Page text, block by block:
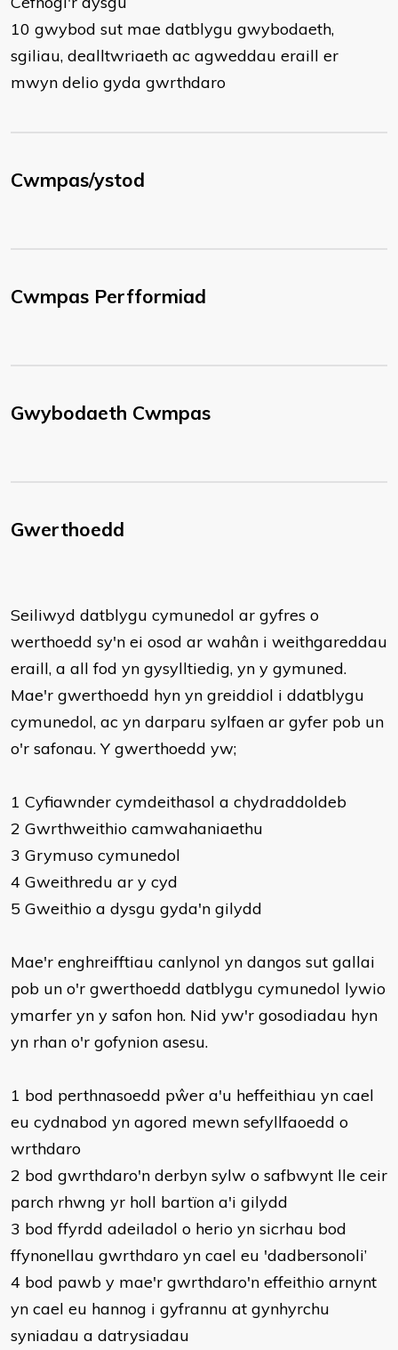
10 gwybod sut mae datblygu gwybodaeth,
sgiliau, dealltwriaeth ac agweddau eraill er
mwyn delio gyda gwrthdaro
Cwmpas/ystod
Cwmpas Perfformiad
Gwybodaeth Cwmpas
Gwerthoedd
Seiliwyd datblygu cymunedol ar gyfres o
werthoedd sy'n ei osod ar wahân i weithgareddau
eraill, a all fod yn gysylltiedig, yn y gymuned.
Mae'r gwerthoedd hyn yn greiddiol i ddatblygu
cymunedol, ac yn darparu sylfaen ar gyfer pob un
o'r safonau. Y gwerthoedd yw;
1 Cyfiawnder cymdeithasol a chydraddoldeb
2 Gwrthweithio camwahaniaethu
3 Grymuso cymunedol
4 Gweithredu ar y cyd
5 Gweithio a dysgu gyda'n gilydd
Mae'r enghreifftiau canlynol yn dangos sut gallai
pob un o'r gwerthoedd datblygu cymunedol lywio
ymarfer yn y safon hon. Nid yw'r gosodiadau hyn
yn rhan o'r gofynion asesu.
1 bod perthnasoedd pŵer a'u heffeithiau yn cael
eu cydnabod yn agored mewn sefyllfaoedd o
wrthdaro
2 bod gwrthdaro'n derbyn sylw o safbwynt lle ceir
parch rhwng yr holl bartïon a'i gilydd
3 bod ffyrdd adeiladol o herio yn sicrhau bod
ffynonellau gwrthdaro yn cael eu 'dadbersonoli’
4 bod pawb y mae'r gwrthdaro'n effeithio arnynt
yn cael eu hannog i gyfrannu at gynhyrchu
syniadau a datrysiadau